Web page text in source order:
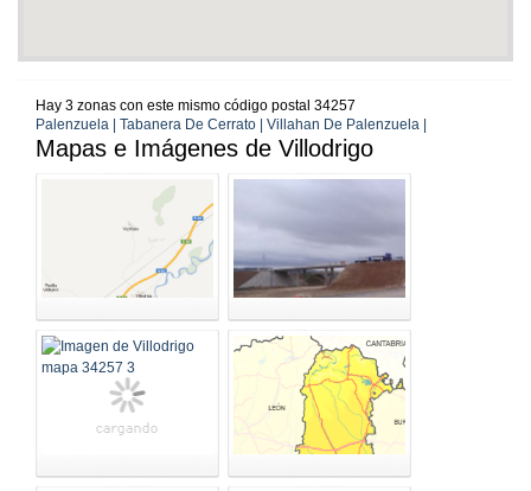
Hay 3 zonas con este mismo código postal 34257
Palenzuela | Tabanera De Cerrato | Villahan De Palenzuela |
Mapas e Imágenes de Villodrigo